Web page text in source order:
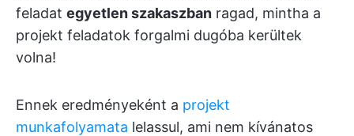
feladat egyetlen szakaszban ragad, mintha a
projekt feladatok forgalmi dugóba kerültek
volna!
Ennek eredményeként a projekt
munkafolyamata lelassul, ami nem kívánatos